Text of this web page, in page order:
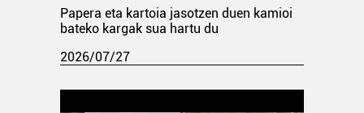
Papera eta kartoia jasotzen duen kamioi
bateko kargak sua hartu du
2026/07/27